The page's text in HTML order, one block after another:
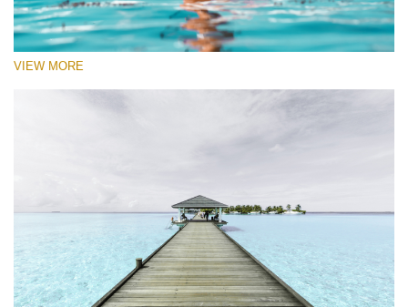
VIEW MORE